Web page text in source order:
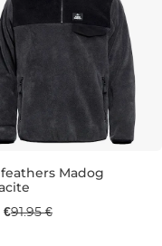
-50 %
Madog
€91.95 €